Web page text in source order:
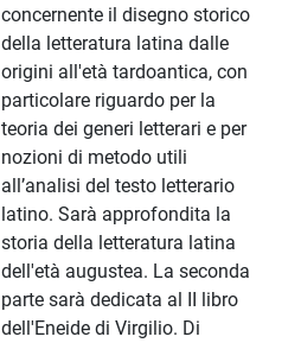
concernente il disegno storico
della letteratura latina dalle
origini all'età tardoantica, con
particolare riguardo per la
teoria dei generi letterari e per
nozioni di metodo utili
all’analisi del testo letterario
latino. Sarà approfondita la
storia della letteratura latina
dell'età augustea. La seconda
parte sarà dedicata al II libro
dell'Eneide di Virgilio. Di